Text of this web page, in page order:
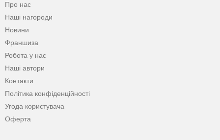
Про нас
Наші нагороди
Новини
Франшиза
Робота у нас
Наші автори
Контакти
Політика конфіденційності
Угода користувача
Оферта